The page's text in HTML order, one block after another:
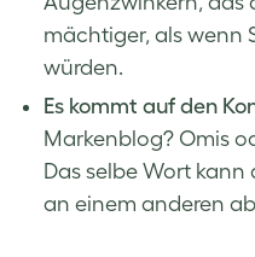
mächtiger, als wenn
würden.
Es kommt auf den
Markenblog? Omis
Das selbe Wort
an einem anderen